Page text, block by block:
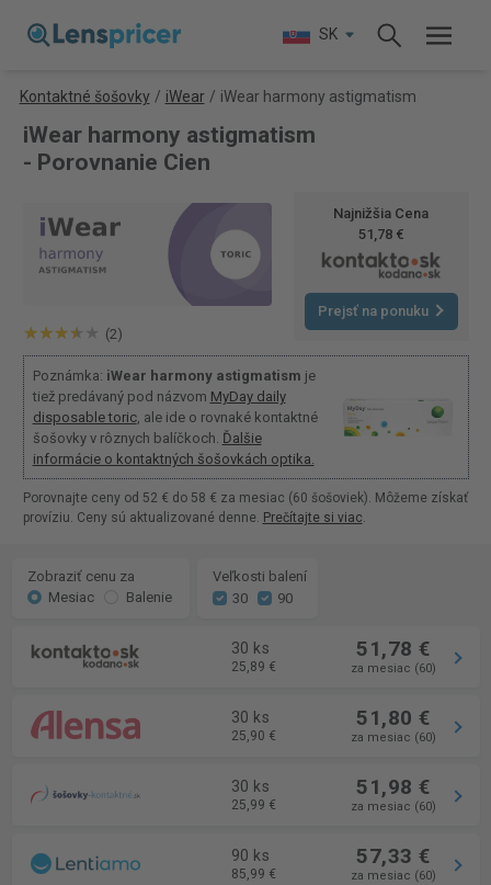
SK
Kontaktné šošovky / iWear / iWear harmony astigmatism
iWear harmony astigmatism
- Porovnanie Cien
(2)
Najnižšia Cena
51,78 €
Prejsť na ponuku
Poznámka: iWear harmony astigmatism je
tiež predávaný pod názvom MyDay daily
disposable toric, ale ide o rovnaké kontaktné
šošovky v rôznych balíčkoch. Ďalšie
informácie o kontaktných šošovkách optika.
Porovnajte ceny od 52 € do 58 € za mesiac (60 šošoviek). Môžeme získať
províziu. Ceny sú aktualizované denne. Prečítajte si viac.
Zobraziť cenu za
Mesiac
Balenie
Veľkosti balení
30
90
30 ks
25,89 €
51,78 €
za mesiac (60)
30 ks
25,90 €
51,80 €
za mesiac (60)
30 ks
25,99 €
51,98 €
za mesiac (60)
90 ks
85,99 €
57,33 €
za mesiac (60)